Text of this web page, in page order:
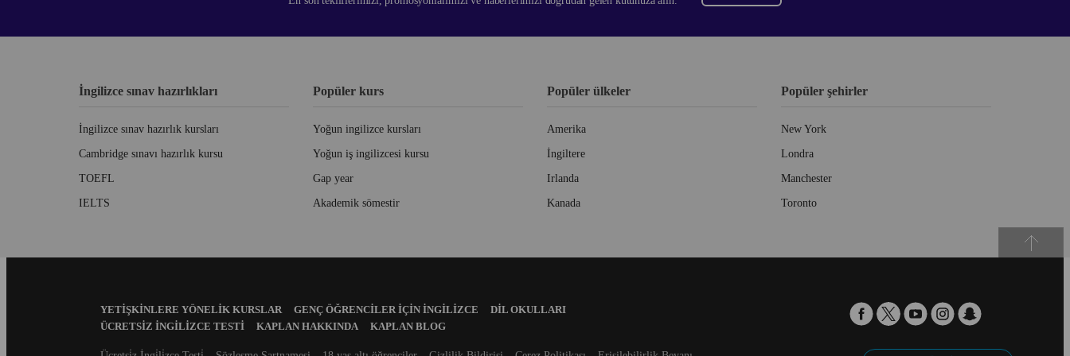
İngilizce sınav hazırlıkları
İngilizce sınav hazırlık kursları
Cambridge sınavı hazırlık kursu
TOEFL
IELTS
Popüler kurs
Yoğun ingilizce kursları
Yoğun iş ingilizcesi kursu
Gap year
Akademik sömestir
Popüler ülkeler
Amerika
İngiltere
Irlanda
Kanada
Popüler şehirler
New York
Londra
Manchester
Toronto
FooterYETIŞKINLERE YÖNELIK KURSLAR GENÇ ÖĞRENCILER İÇIN İNGILIZCE
DIL OKULLARI
ÜCRETSIZ İNGILIZCE TESTI
KAPLAN HAKKINDA KAPLAN BLOG